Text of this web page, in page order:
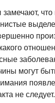
что
могут
не